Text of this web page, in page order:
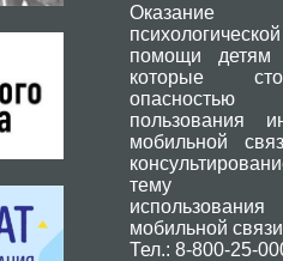
Оказание
помощи детям
которые
пользования
мобильной
тему
мобильной
Тел.: 8-800-25-